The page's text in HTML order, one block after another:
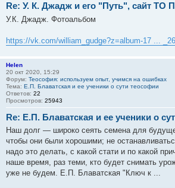
Re: У. К. Джадж и его "Путь", сайт ТО
У.К. Джадж. Фотоальбом
https://vk.com/william_gudge?z=album-17 ...
Helen
20 окт 2020, 15:29
Форум: Теософия: используем опыт, учимся на ошибках
Тема: Е.П. Блаватская и ее ученики о сути теософии
Ответов: 22
Просмотров: 25943
Re: Е.П. Блаватская и ее ученики о
Наш долг — широко сеять семена для
чтобы они были хорошими; не
надо это делать, с какой стати и по какой
наше время, раз теми, кто будет снимать
уже не будем. Е.П. Блаватская "Ключ к ...